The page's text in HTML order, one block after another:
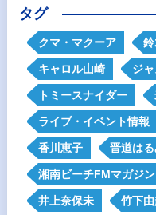
タグ
クマ・マクーア
キャロル山崎 ジ
トミースナイダー
ライブ・イベント情報
香川恵子 晋道は
湘南ビーチFMマガジン
井上奈保未 竹下由